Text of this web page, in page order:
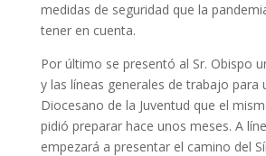
medidas de seguridad que la
tener en cuenta.
Por último se presentó al Sr. Obispo
y las líneas generales de trabajo para
Diocesano de la Juventud que el
pidió preparar hace unos meses. A
empezará a presentar el camino del